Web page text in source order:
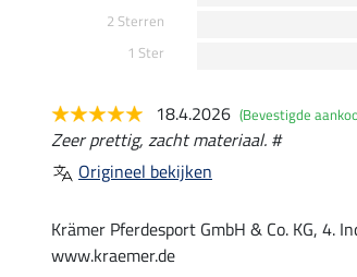
2 Sterren
1 Ster
18.4.2026 (Bevestigde
Zeer prettig, zacht materiaal. #
Origineel bekijken
Krämer Pferdesport GmbH & Co. KG, 4.
www.kraemer.de